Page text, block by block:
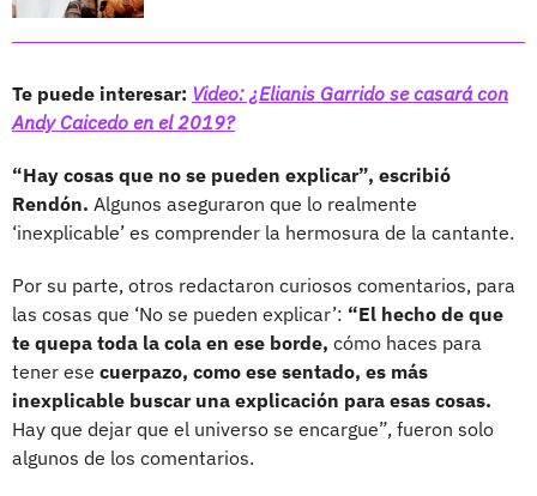
Te puede interesar: Video: ¿Elianis Garrido se casará con
Andy Caicedo en el 2019?
“Hay cosas que no se pueden explicar”, escribió
Rendón. Algunos aseguraron que lo realmente
‘inexplicable’ es comprender la hermosura de la cantante.
Por su parte, otros redactaron curiosos comentarios, para
las cosas que ‘No se pueden explicar’: “El hecho de que
te quepa toda la cola en ese borde, cómo haces para
tener ese cuerpazo, como ese sentado, es más
inexplicable buscar una explicación para esas cosas.
Hay que dejar que el universo se encargue”, fueron solo
algunos de los comentarios.